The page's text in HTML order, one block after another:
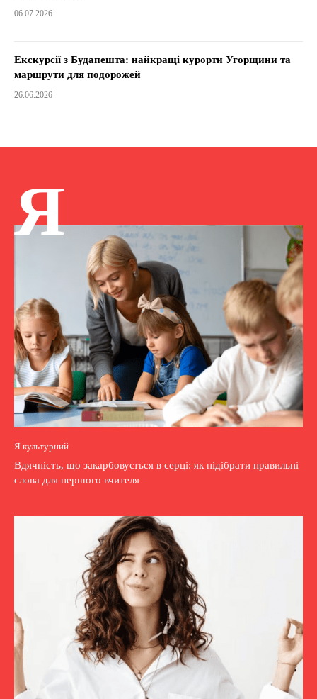
06.07.2026
Екскурсії з Будапешта: найкращі курорти Угорщини та
маршрути для подорожей
26.06.2026
Я
Я культурний
Вдячність, що закарбовується в серці: як підібрати правильні
слова для першого вчителя